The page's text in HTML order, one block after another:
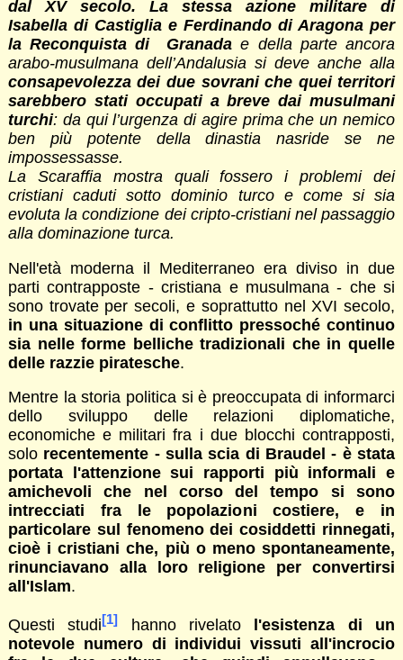
dal XV secolo. La stessa azione militare di
Isabella di Castiglia e Ferdinando di Aragona per
la Reconquista di Granada e della parte ancora
arabo-musulmana dell’Andalusia si deve anche alla
consapevolezza dei due sovrani che quei territori
sarebbero stati occupati a breve dai musulmani
turchi: da qui l’urgenza di agire prima che un nemico
ben più potente della dinastia nasride se ne
impossessasse.
La Scaraffia mostra quali fossero i problemi dei
cristiani caduti sotto dominio turco e come si sia
evoluta la condizione dei cripto-cristiani nel passaggio
alla dominazione turca.
Nell'età moderna il Mediterraneo era diviso in due
parti contrapposte - cristiana e musulmana - che si
sono trovate per secoli, e soprattutto nel XVI secolo,
in una situazione di conflitto pressoché continuo
sia nelle forme belliche tradizionali che in quelle
delle razzie piratesche.
Mentre la storia politica si è preoccupata di informarci
dello sviluppo delle relazioni diplomatiche,
economiche e militari fra i due blocchi contrapposti,
solo recentemente - sulla scia di Braudel - è stata
portata l'attenzione sui rapporti più informali e
amichevoli che nel corso del tempo si sono
intrecciati fra le popolazioni costiere, e in
particolare sul fenomeno dei cosiddetti rinnegati,
cioè i cristiani che, più o meno spontaneamente,
rinunciavano alla loro religione per convertirsi
all'Islam.
Questi studi[1] hanno rivelato l'esistenza di un
notevole numero di individui vissuti all'incrocio